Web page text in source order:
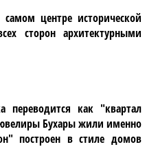
центре исторической
сторон архитектурными
переводится как "квартал
Бухары жили именно
построен в стиле домов